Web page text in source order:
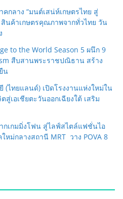
กลาง “มนต์เสน่ห์เกษตรไทย สู่
นค้าเกษตรคุณภาพจากทั่วไทย วัน
to the World Season 5 ผนึก 9
สืบสานพระราชปณิธาน สร้าง
น
(ไทยแลนด์) เปิดโรงงานแห่งใหม่ใน
เอเชียตะวันออกเฉียงใต้ เสริม
กเกมมิ่งโฟน สู่ไลฟ์สไตล์แฟชั่นไอ
ม่กลางสถานี MRT วาง POVA 8